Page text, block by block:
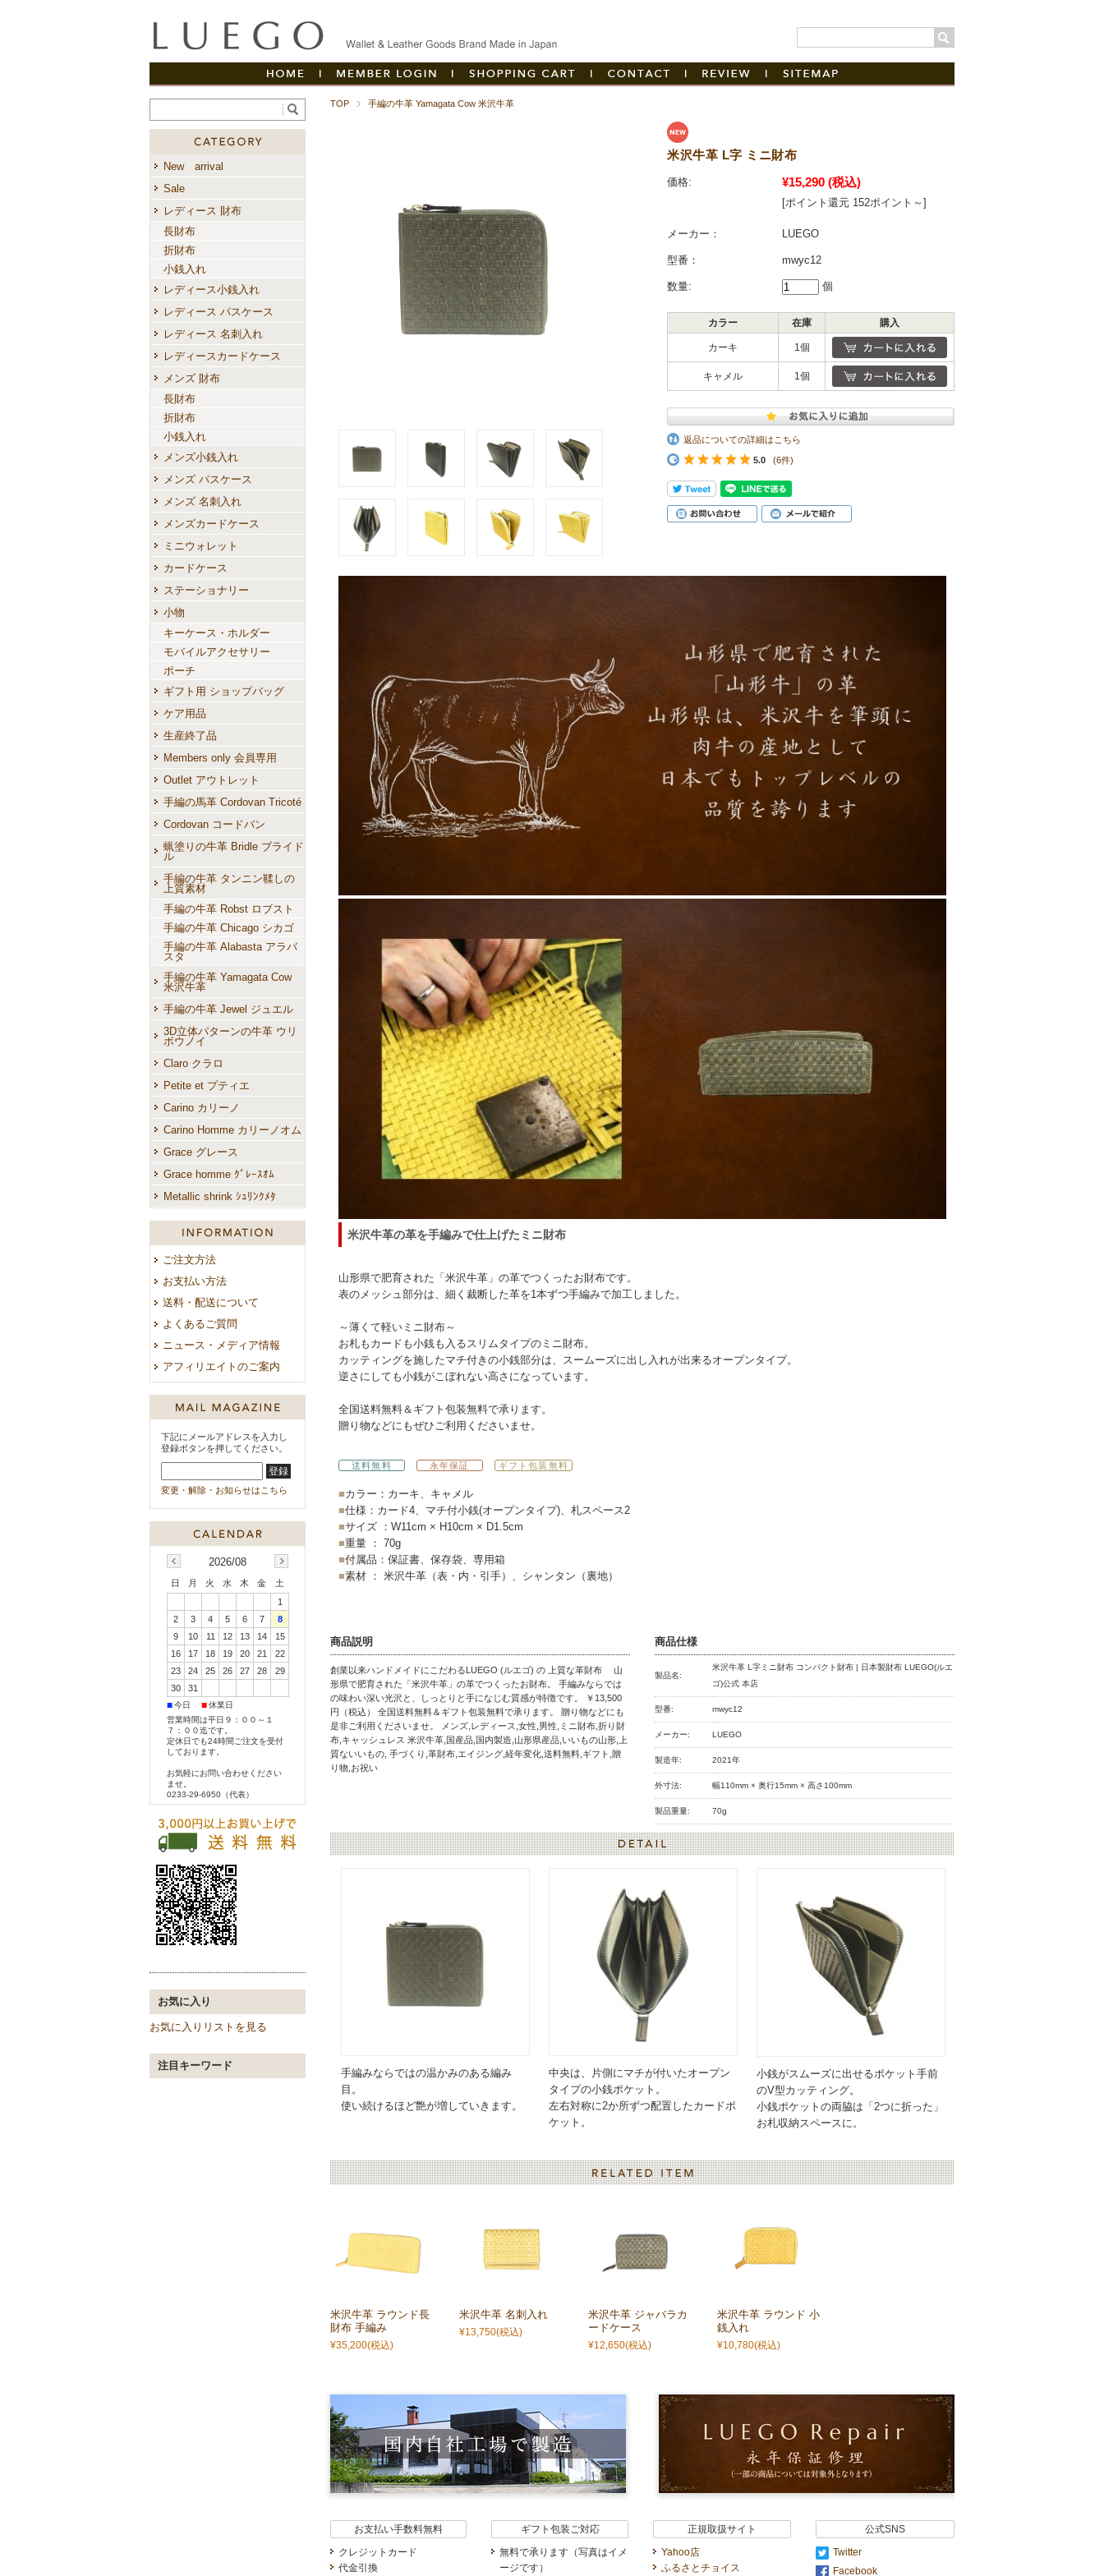
創業以来ハンドメイドにこだわる 日本製革財布・革小物ブランド
HOME
マイページへログイン カートを見る お問い合わせ お客様の声
TOP 手編の牛革 Yamagata Cow 米沢牛革
米沢牛革 L字 ミニ財布
価格: ¥15,290 (税込)
[ポイント還元 152ポイント～]
メーカー： LUEGO
型番： mwyc12
数量: 個
カラー 在庫 購入
カーキ 1個
キャメル 1個
返品についての詳細はこちら
5.0 (6件)
米沢牛革の革を手編みで仕上げたミニ財布
山形県で肥育された「米沢牛革」の革でつくったお財布です。
表のメッシュ部分は、細く裁断した革を1本ずつ手編みで加工しました。
～薄くて軽いミニ財布～
お札もカードも小銭も入るスリムタイプのミニ財布。
カッティングを施したマチ付きの小銭部分は、スームーズに出し入れが出来るオープンタイプ。
逆さにしても小銭がこぼれない高さになっています。
全国送料無料＆ギフト包装無料で承ります。
贈り物などにもぜひご利用くださいませ。
送料無料 永年保証 ギフト包装無料
■カラー：カーキ、キャメル
■仕様：カード4、マチ付小銭(オープンタイプ)、札スペース2
■サイズ ：W11cm × H10cm × D1.5cm
■重量 ： 70g
■付属品：保証書、保存袋、専用箱
■素材 ： 米沢牛革（表・内・引手）、シャンタン（裏地）
商品説明
創業以来ハンドメイドにこだわるLUEGO (ルエゴ) の 上質な革財布 山
形県で肥育された「米沢牛革」の革でつくったお財布。 手編みならでは
の味わい深い光沢と、しっとりと手になじむ質感が特徴です。 ￥13,500
円（税込） 全国送料無料＆ギフト包装無料で承ります。 贈り物などにも
是非ご利用くださいませ。 メンズ,レディース,女性,男性,ミニ財布,折り財
布,キャッシュレス 米沢牛革,国産品,国内製造,山形県産品,いいもの山形,上
質ないいもの, 手づくり,革財布,エイジング,経年変化,送料無料,ギフト,贈
り物,お祝い
商品仕様
製品名:
米沢牛革 L字ミニ財布 コンパクト財布 | 日本製財布 LUEGO(ルエ
ゴ)公式 本店
型番: mwyc12
メーカー: LUEGO
製造年: 2021年
外寸法: 幅110mm × 奥行15mm × 高さ100mm
製品重量: 70g
手編みならではの温かみのある編み
目。
使い続けるほど艶が増していきます。
中央は、片側にマチが付いたオープン
タイプの小銭ポケット。
左右対称に2か所ずつ配置したカードポ
ケット。
小銭がスムーズに出せるポケット手前
のV型カッティング。
小銭ポケットの両脇は「2つに折った」
お札収納スペースに。
米沢牛革 ラウンド長
財布 手編み
¥35,200(税込)
米沢牛革 名刺入れ
¥13,750(税込)
米沢牛革 ジャバラカ
ードケース
¥12,650(税込)
米沢牛革 ラウンド 小
銭入れ
¥10,780(税込)
お支払い手数料無料
クレジットカード
代金引換
ギフト包装ご対応
無料で承ります（写真はイメ
ージです）
正規取扱サイト
Yahoo店
ふるさとチョイス
公式SNS
Twitter
Facebook
New arrival
Sale
レディース 財布
長財布
折財布
小銭入れ
レディース小銭入れ
レディース パスケース
レディース 名刺入れ
レディースカードケース
メンズ 財布
長財布
折財布
小銭入れ
メンズ小銭入れ
メンズ パスケース
メンズ 名刺入れ
メンズカードケース
ミニウォレット
カードケース
ステーショナリー
小物
キーケース・ホルダー
モバイルアクセサリー
ポーチ
ギフト用 ショップバッグ
ケア用品
生産終了品
Members only 会員専用
Outlet アウトレット
手編の馬革 Cordovan Tricoté
Cordovan コードバン
蝋塗りの牛革 Bridle ブライド
ル
手編の牛革 タンニン鞣しの
上質素材
手編の牛革 Robst ロブスト
手編の牛革 Chicago シカゴ
手編の牛革 Alabasta アラバ
スタ
手編の牛革 Yamagata Cow
米沢牛革
手編の牛革 Jewel ジュエル
3D立体パターンの牛革 ウリ
ボウノイ
Claro クラロ
Petite et プティエ
Carino カリーノ
Carino Homme カリーノオム
Grace グレース
Grace homme ｸﾞﾚｰｽｵﾑ
Metallic shrink ｼｭﾘﾝｸﾒﾀ
ご注文方法
お支払い方法
送料・配送について
よくあるご質問
ニュース・メディア情報
アフィリエイトのご案内
下記にメールアドレスを入力し
登録ボタンを押してください。
変更・解除・お知らせはこちら
2026/08
日 月 火 水 木 金
土
1
2
3 4 5 6 7
8
9
10 11 12 13 14
15
16
17 18 19 20 21
22
23
24 25 26 27 28
29
30
31
■今日 ■休業日
営業時間は平日９：００～１
７：００迄です。
定休日でも24時間ご注文を受付
しております。
お気軽にお問い合わせください
ませ。
0233-29-6950（代表）
お気に入り
お気に入りリストを見る
注目キーワード